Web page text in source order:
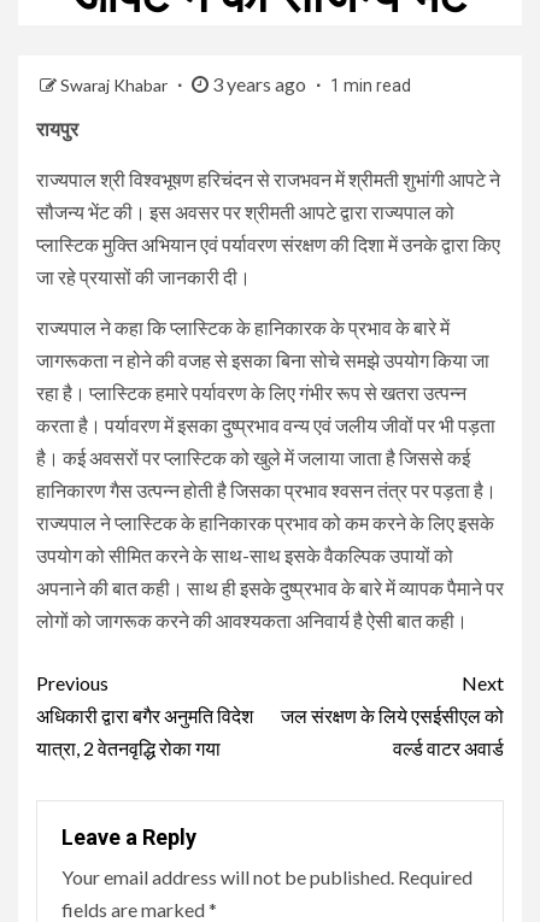
Swaraj Khabar 3 years ago 1 min read
रायपुर
राज्यपाल श्री विश्वभूषण हरिचंदन से राजभवन में श्रीमती शुभांगी आपटे ने
सौजन्य भेंट की। इस अवसर पर श्रीमती आपटे द्वारा राज्यपाल को
प्लास्टिक मुक्ति अभियान एवं पर्यावरण संरक्षण की दिशा में उनके द्वारा किए
जा रहे प्रयासों की जानकारी दी।
राज्यपाल ने कहा कि प्लास्टिक के हानिकारक के प्रभाव के बारे में
जागरूकता न होने की वजह से इसका बिना सोचे समझे उपयोग किया जा
रहा है। प्लास्टिक हमारे पर्यावरण के लिए गंभीर रूप से खतरा उत्पन्न
करता है। पर्यावरण में इसका दुष्प्रभाव वन्य एवं जलीय जीवों पर भी पड़ता
है। कई अवसरों पर प्लास्टिक को खुले में जलाया जाता है जिससे कई
हानिकारण गैस उत्पन्न होती है जिसका प्रभाव श्वसन तंत्र पर पड़ता है।
राज्यपाल ने प्लास्टिक के हानिकारक प्रभाव को कम करने के लिए इसके
उपयोग को सीमित करने के साथ-साथ इसके वैकल्पिक उपायों को
अपनाने की बात कही। साथ ही इसके दुष्प्रभाव के बारे में व्यापक पैमाने पर
लोगों को जागरूक करने की आवश्यकता अनिवार्य है ऐसी बात कही।
Continue
Reading
Previous
अधिकारी द्वारा बगैर अनुमति विदेश
यात्रा, 2 वेतनवृद्धि रोका गया
Next
जल संरक्षण के लिये एसईसीएल को
वर्ल्ड वाटर अवार्ड
Leave a Reply
Your email address will not be published. Required
fields are marked*